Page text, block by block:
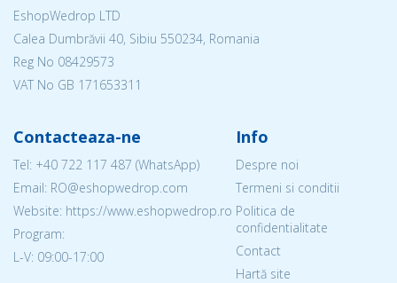
EshopWedrop LTD
Calea Dumbrăvii 40, Sibiu 550234, Romania
Reg No 08429573
VAT No GB 171653311
Contacteaza-ne
Tel: +40 722 117 487 (WhatsApp)
Email: RO@eshopwedrop.com
Website: https://www.eshopwedrop.ro
Program:
L-V: 09:00-17:00
Info
Despre noi
Termeni si conditii
Politica de
confidentialitate
Contact
Hartă site